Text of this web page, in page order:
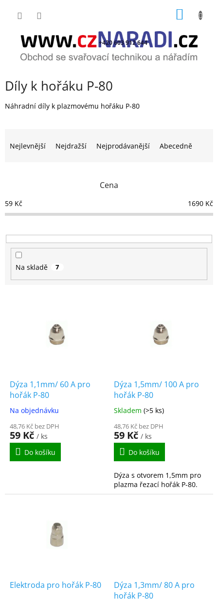
+420 603 912 644
Díly k hořáku P-80
Náhradní díly k plazmovému hořáku P-80
p
r
o
u
Nejlevnější Nejdražší Nejprodávanější Abecedně
Cena
59 Kč 1690 Kč
Na skladě 7
ů
Dýza 1,1mm/ 60 A pro
hořák P-80
Na objednávku
48,76 Kč bez DPH
59 Kč / ks
Do košíku
Dýza 1,5mm/ 100 A pro
hořák P-80
Skladem (>5 ks)
48,76 Kč bez DPH
59 Kč / ks
Do košíku
Dýza s otvorem 1,5mm pro
plazma řezací hořák P-80.
Elektroda pro hořák P-80
Dýza 1,3mm/ 80 A pro
hořák P-80